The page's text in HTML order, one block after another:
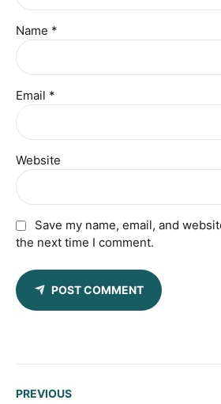
Name *
Email *
Website
Save my name, email, and
the next time I comment.
POST COMMENT
PREVIOUS